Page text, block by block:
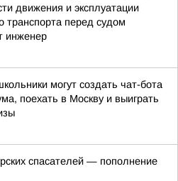
движения и эксплуатации
транспорта перед судом
инженер
могут создать чат-бота
поехать в Москву и выиграть
спасателей — пополнение